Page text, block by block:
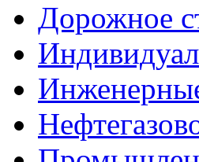
Дорожное